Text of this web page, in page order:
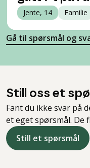
Jente, 14 Familie
Gå til spørsmål og
Still oss et
Fant du ikke svar på
et eget spørsmål. De
Still et spørsmål